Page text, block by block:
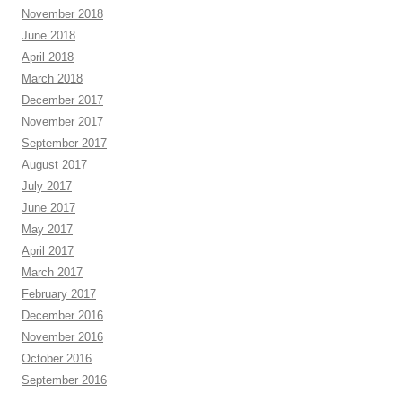
November 2018
June 2018
April 2018
March 2018
December 2017
November 2017
September 2017
August 2017
July 2017
June 2017
May 2017
April 2017
March 2017
February 2017
December 2016
November 2016
October 2016
September 2016